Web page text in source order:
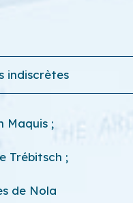
indiscrètes
Maquis ;
Trébitsch ;
de Nola